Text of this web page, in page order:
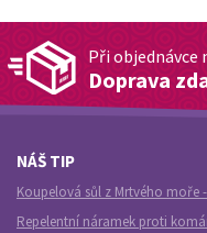
Při objednávce
Doprava
NÁŠ TIP
Koupelová sůl z Mrtvého moře
Repelentní náramek proti